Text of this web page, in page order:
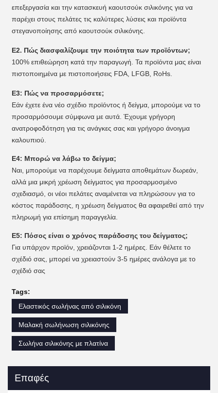
επεξεργασία και την κατασκευή καουτσούκ σιλικόνης για να
παρέχει στους πελάτες τις καλύτερες λύσεις και προϊόντα
στεγανοποίησης από καουτσούκ σιλικόνης.
Ε2. Πώς διασφαλίζουμε την ποιότητα των προϊόντων;
100% επιθεώρηση κατά την παραγωγή. Τα προϊόντα μας είναι
πιστοποιημένα με πιστοποιήσεις FDA, LFGB, RoHs.
Ε3: Πώς να προσαρμόσετε;
Εάν έχετε ένα νέο σχέδιο προϊόντος ή δείγμα, μπορούμε να το
προσαρμόσουμε σύμφωνα με αυτά. Έχουμε γρήγορη
ανατροφοδότηση για τις ανάγκες σας και γρήγορο άνοιγμα
καλουπιού.
Ε4: Μπορώ να λάβω το δείγμα;
Ναι, μπορούμε να παρέχουμε δείγματα αποθεμάτων δωρεάν,
αλλά μια μικρή χρέωση δείγματος για προσαρμοσμένο
σχεδιασμό, οι νέοι πελάτες αναμένεται να πληρώσουν για το
κόστος παράδοσης, η χρέωση δείγματος θα αφαιρεθεί από την
πληρωμή για επίσημη παραγγελία.
Ε5: Πόσος είναι ο χρόνος παράδοσης του δείγματος;
Για υπάρχον προϊόν, χρειάζονται 1-2 ημέρες. Εάν θέλετε το
σχέδιό σας, μπορεί να χρειαστούν 3-5 ημέρες ανάλογα με το
σχέδιό σας
Tags:
Ελαστικός σωλήνας από σιλικόνη
Μαλακή σωλήνωση σιλικόνης
Σωλήνα σιλικόνης με πλατίνα
Επαφές